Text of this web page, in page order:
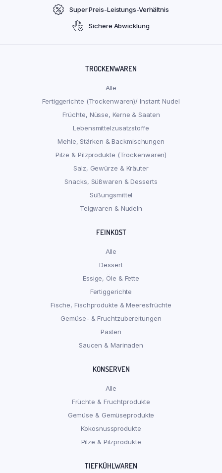
Super Preis-Leistungs-Verhältnis
Sichere Abwicklung
TROCKENWAREN
Alle
Fertiggerichte (Trockenwaren)/ Instant Nudel
Früchte, Nüsse, Kerne & Saaten
Lebensmittelzusatzstoffe
Mehle, Stärken & Backmischungen
Pilze & Pilzprodukte (Trockenwaren)
Salz, Gewürze & Kräuter
Snacks, Süßwaren & Desserts
Süßungsmittel
Teigwaren & Nudeln
FEINKOST
Alle
Dessert
Essige, Öle & Fette
Fertiggerichte
Fische, Fischprodukte & Meeresfrüchte
Gemüse- & Fruchtzubereitungen
Pasten
Saucen & Marinaden
KONSERVEN
Alle
Früchte & Fruchtprodukte
Gemüse & Gemüseprodukte
Kokosnussprodukte
Pilze & Pilzprodukte
TIEFKÜHLWAREN